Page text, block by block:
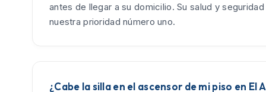
antes de llegar a su domicilio. Su salud y
nuestra prioridad número uno.
¿Cabe la silla en el ascensor de mi piso en El